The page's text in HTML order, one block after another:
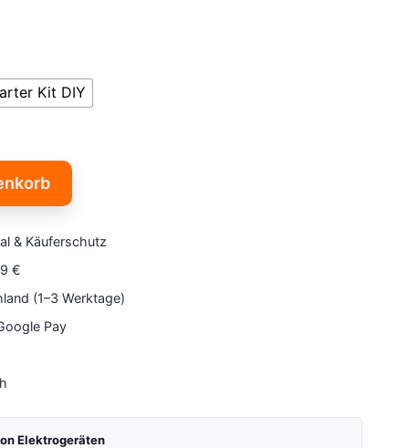
Kit DIY
& Käuferschutz
€
(1–3 Werktage)
Pay
Elektrogeräten